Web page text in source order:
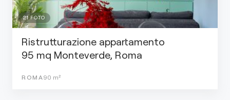
21 FOTO
Ristrutturazione appartamento
95 mq Monteverde, Roma
ROMA 90 m²